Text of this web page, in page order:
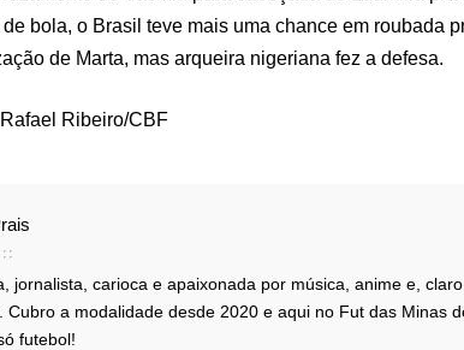
bola, o Brasil teve mais uma chance em roubada
de Marta, mas arqueira nigeriana fez a defesa.
Ribeiro/CBF
jornalista, carioca e apaixonada por música, anime e,
Cubro a modalidade desde 2020 e aqui no Fut das Minas
futebol!